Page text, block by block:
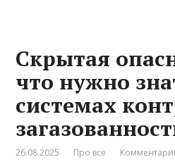
Скрытая
что нужно
системах
26.08.2025 Про все